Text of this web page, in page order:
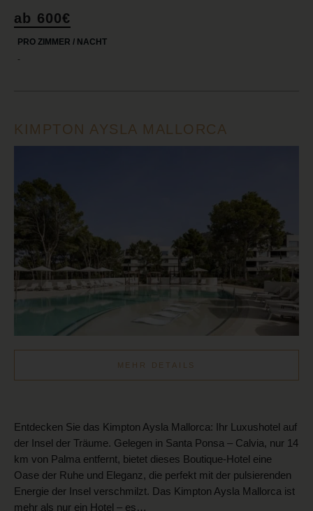
ab 600€
PRO ZIMMER / NACHT
-
KIMPTON AYSLA MALLORCA
MEHR DETAILS
Entdecken Sie das Kimpton Aysla Mallorca: Ihr Luxushotel auf
der Insel der Träume. Gelegen in Santa Ponsa – Calvia, nur 14
km von Palma entfernt, bietet dieses Boutique-Hotel eine
Oase der Ruhe und Eleganz, die perfekt mit der pulsierenden
Energie der Insel verschmilzt. Das Kimpton Aysla Mallorca ist
mehr als nur ein Hotel – es…